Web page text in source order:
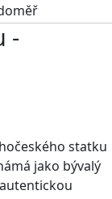
-
statku
jako bývalý